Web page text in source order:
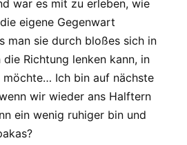
war es mit zu erleben, wie
eigene Gegenwart
man sie durch bloßes sich in
Richtung lenken kann, in
möchte… Ich bin auf nächste
wir wieder ans Halftern
ein wenig ruhiger bin und